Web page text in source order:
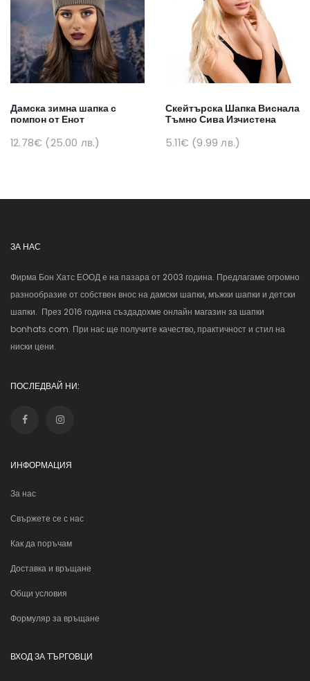
Дамска зимна шапка с
помпон от Енот
12.78€ (25.00 лв.)
Скейтърска Шапка Виснала
Тъмно Сива Изчистена
5.11€ (9.99 лв.)
ЗА НАС
Фирма Бон Хатс ЕООД е на пазара от 2003 година. Предлагаме огромно
разнообразие от собствен внос на дамски шапки, мъжки шапки и детски
шапки. През 2016 година създадохме онлайн магазин за шапки
bonhats.com. При нас ще получите качество, практичност и стил на
ниски цени.
ПОСЛЕДВАЙ НИ:
ИНФОРМАЦИЯ
За нас
Свържете се с нас
Как да поръчам
Доставка и връщане
Общи условия
Формуляр за връщане
ВХОД ЗА ТЪРГОВЦИ